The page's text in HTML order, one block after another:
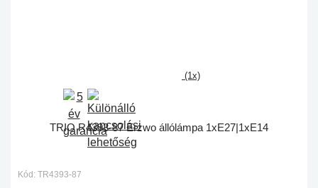
(1x)
TRIO R4393-87 Erzwo állólámpa 1xE27|1xE14
Kód: TR4393-87